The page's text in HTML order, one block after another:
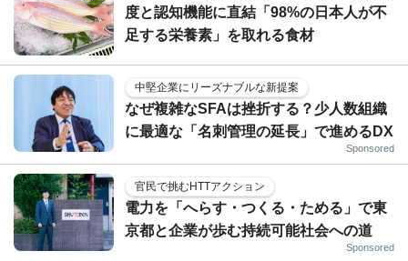
度と認知機能に直結「98%の日本人が不
足する栄養素」を取れる食材
中堅企業にリーズナブルな新提案
なぜ複雑なSFAは挫折する？少人数組織
に最適な「名刺管理の延長」で進めるDX
Sponsored
官民で挑むHTTアクション
電力を「へらす・つくる・ためる」で東
京都と企業が歩む持続可能社会への道
Sponsored